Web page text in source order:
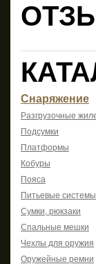
Снаряжение
Разгрузочные
Подсумки
Платформы
Кобуры
Пояса
Питьевые
Сумки, рюкзаки
Спальные мешки
Чехлы для оружия
Оружейные ремни